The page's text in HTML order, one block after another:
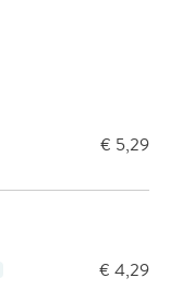
€ 5,29
€ 4,29